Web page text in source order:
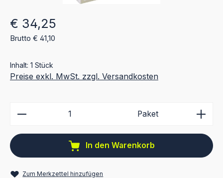
Regulärer Preis:
€ 34,25
Brutto € 41,10
Inhalt: 1 Stück
Preise exkl. MwSt. zzgl. Versandkosten
Produkt Anzahl: Gib den gewünschten Wert ein
Paket
In den Warenkorb
Zum Merkzettel hinzufügen